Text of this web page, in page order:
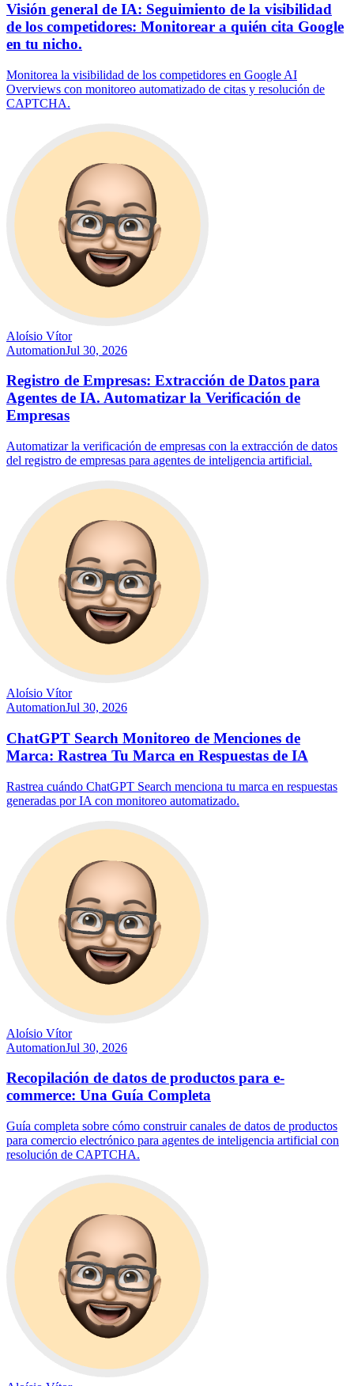
Visión general de IA: Seguimiento de la visibilidad
de los competidores: Monitorear a quién cita Google
en tu nicho.
Monitorea la visibilidad de los competidores en Google AI
Overviews con monitoreo automatizado de citas y resolución de
CAPTCHA.
Aloísio Vítor
AutomationJul 30, 2026
Registro de Empresas: Extracción de Datos para
Agentes de IA. Automatizar la Verificación de
Empresas
Automatizar la verificación de empresas con la extracción de datos
del registro de empresas para agentes de inteligencia artificial.
Aloísio Vítor
AutomationJul 30, 2026
ChatGPT Search Monitoreo de Menciones de
Marca: Rastrea Tu Marca en Respuestas de IA
Rastrea cuándo ChatGPT Search menciona tu marca en respuestas
generadas por IA con monitoreo automatizado.
Aloísio Vítor
AutomationJul 30, 2026
Recopilación de datos de productos para e-
commerce: Una Guía Completa
Guía completa sobre cómo construir canales de datos de productos
para comercio electrónico para agentes de inteligencia artificial con
resolución de CAPTCHA.